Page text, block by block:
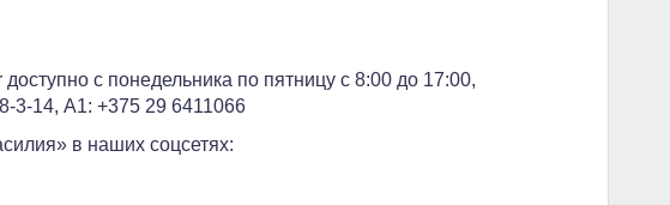
с понедельника по пятницу с 8:00 до 17:00,
3-14, А1: +375 29 6411066
в наших соцсетях: